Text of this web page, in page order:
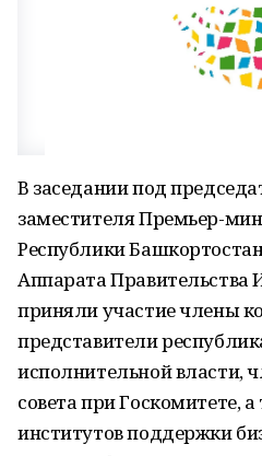
В заседании под
заместителя Премьер-
Республики
Аппарата
приняли участие члены
представители
исполнительной власти,
совета при Госкомитете,
институтов поддержки